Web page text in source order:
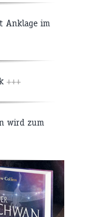
Anklage im
+++
wird zum